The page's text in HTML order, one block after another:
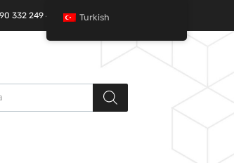
332 249 49 01 | +90 532 685 32 42
Turkish